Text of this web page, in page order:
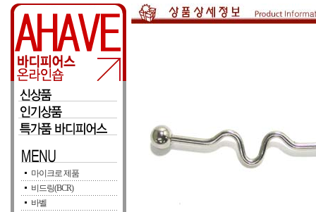
마이크로 제품
비드링(BCR)
바벨